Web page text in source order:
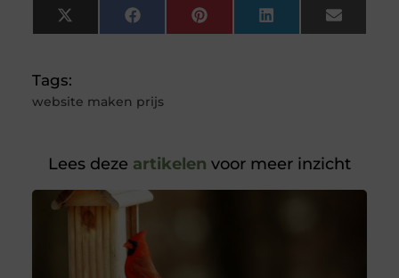
X
(Twitter)
FacebookPinterestLinkedInEmail
Tags:
website maken prijs
Lees deze artikelen voor meer inzicht